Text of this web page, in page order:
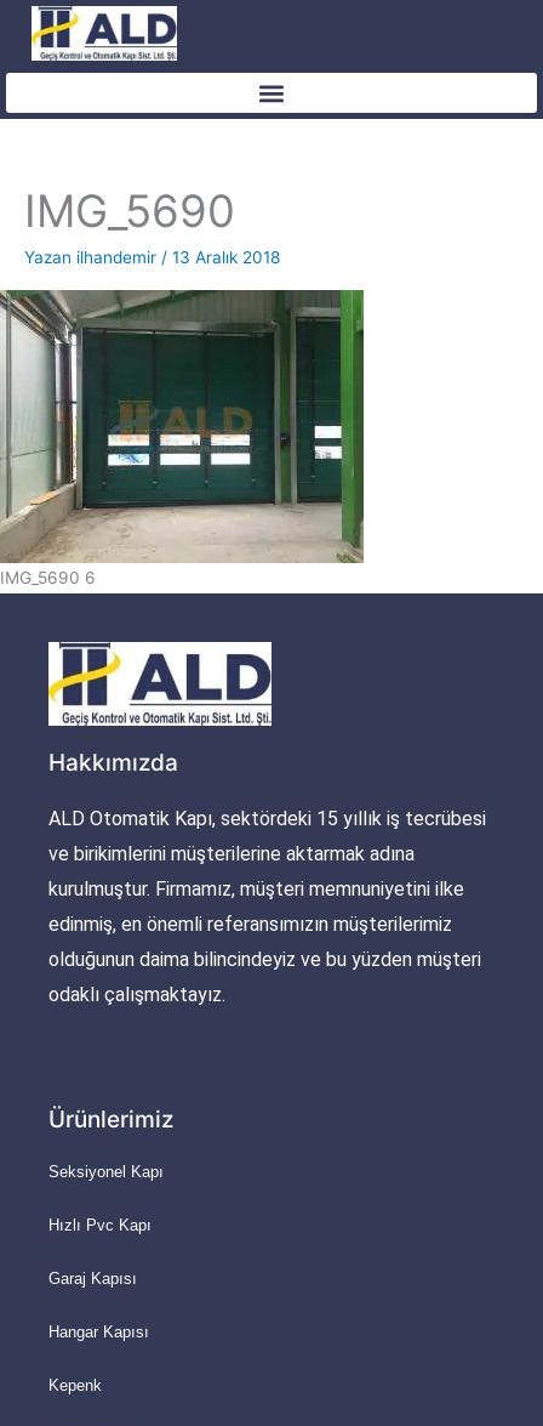
İçeriğe
IMG_5690
Yazan ilhandemir / 13 Aralık 2018
IMG_5690 6
Hakkımızda
ALD Otomatik Kapı, sektördeki 15 yıllık iş tecrübesi
ve birikimlerini müşterilerine aktarmak adına
kurulmuştur. Firmamız, müşteri memnuniyetini ilke
edinmiş, en önemli referansımızın müşterilerimiz
olduğunun daima bilincindeyiz ve bu yüzden müşteri
odaklı çalışmaktayız.
Ürünlerimiz
Seksiyonel Kapı
Hızlı Pvc Kapı
Garaj Kapısı
Hangar Kapısı
Kepenk